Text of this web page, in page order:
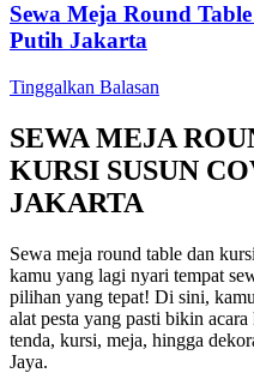
Sewa Meja Round
Putih Jakarta
Tinggalkan Balasan
SEWA MEJA
KURSI SUSUN
JAKARTA
Sewa meja round table dan
kamu yang lagi nyari tempat
pilihan yang tepat! Di sini,
alat pesta yang pasti bikin
tenda, kursi, meja, hingga
Jaya.